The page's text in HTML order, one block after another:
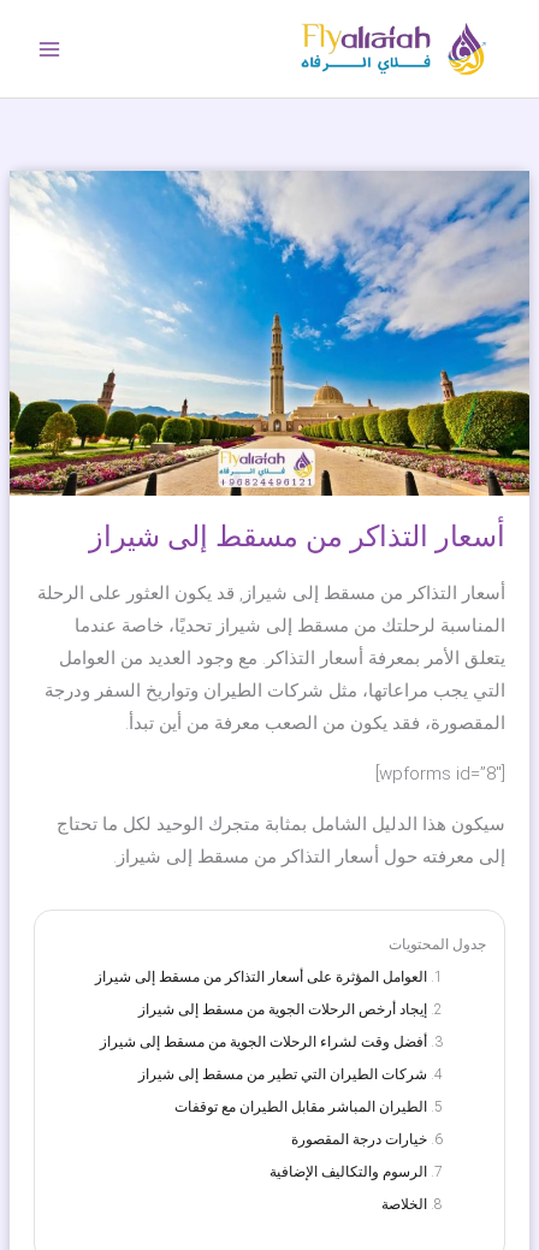
المحتوى
أسعار التذاكر من مسقط إلى شيراز
أسعار التذاكر من مسقط إلى شيراز, قد يكون العثور على الرحلة
المناسبة لرحلتك من مسقط إلى شيراز تحديًا، خاصة عندما
يتعلق الأمر بمعرفة أسعار التذاكر. مع وجود العديد من العوامل
التي يجب مراعاتها، مثل شركات الطيران وتواريخ السفر ودرجة
المقصورة، فقد يكون من الصعب معرفة من أين تبدأ.
سيكون هذا الدليل الشامل بمثابة متجرك الوحيد لكل ما تحتاج
إلى معرفته حول أسعار التذاكر من مسقط إلى شيراز.
جدول المحتويات
العوامل المؤثرة على أسعار التذاكر من مسقط إلى شيراز
إيجاد أرخص الرحلات الجوية من مسقط إلى شيراز
أفضل وقت لشراء الرحلات الجوية من مسقط إلى شيراز
شركات الطيران التي تطير من مسقط إلى شيراز
الطيران المباشر مقابل الطيران مع توقفات
خيارات درجة المقصورة
الرسوم والتكاليف الإضافية
الخلاصة